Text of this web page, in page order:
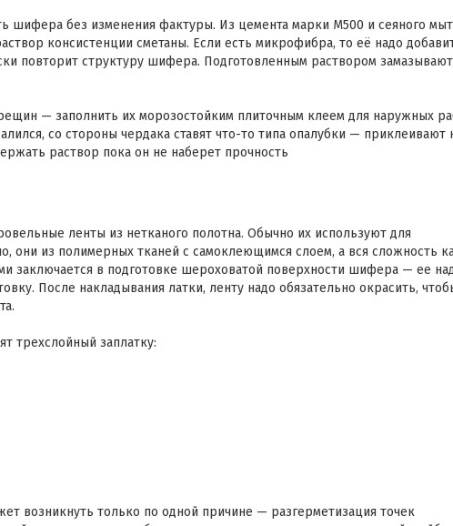
шифера без изменения фактуры. Из цемента марки М500 и сеяного
консистенции сметаны. Если есть микрофибра, то её надо
повторит структуру шифера. Подготовленным раствором замазывают
— заполнить их морозостойким плиточным клеем для наружных
со стороны чердака ставят что-то типа опалубки — приклеивают
раствор пока он не наберет прочность
ленты из нетканого полотна. Обычно их используют для
они из полимерных тканей с самоклеющимся слоем, а вся сложность
заключается в подготовке шероховатой поверхности шифера — ее
После накладывания латки, ленту надо обязательно окрасить,
трехслойный заплатку:
возникнуть только по одной причине — разгерметизация точек